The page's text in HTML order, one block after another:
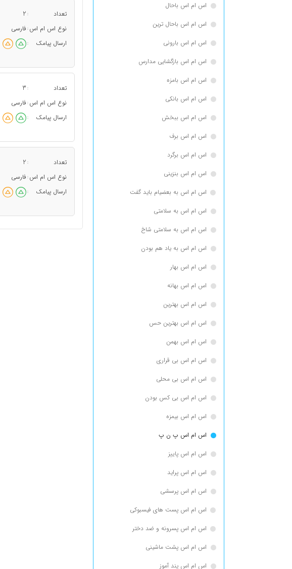
اس ام اس باحال
اس ام اس باحال ترین
اس ام اس بارونی
اس ام اس بازگشایی مدارس
اس ام اس بامزه
اس ام اس بانکی
اس ام اس ببخش
اس ام اس برف
اس ام اس برگرد
اس ام اس بنزینی
اس ام اس به بعضیام باید گفت
اس ام اس به سلامتی
اس ام اس به سلامتی شاخ
اس ام اس به یاد هم بودن
اس ام اس بهار
اس ام اس بهانه
اس ام اس بهترین
اس ام اس بهترین حس
اس ام اس بهمن
اس ام اس بی قراری
اس ام اس بی محلی
اس ام اس بی کس بودن
اس ام اس بیمزه
اس ام اس پ ن پ
اس ام اس پاییز
اس ام اس پراید
اس ام اس پرسشی
اس ام اس پست های فیسبوکی
اس ام اس پسرونه و ضد دختر
اس ام اس پشت ماشینی
اس ام اس پند آموز
تعداد :
2
نوع اس ام اس : فارسی
ارسال پیامک
:
تعداد :
3
نوع اس ام اس : فارسی
ارسال پیامک
:
تعداد :
2
نوع اس ام اس : فارسی
ارسال پیامک
: